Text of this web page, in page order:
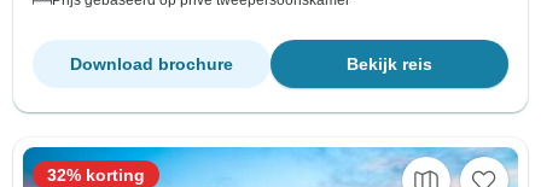
Bekijk reis
Download brochure
32% korting